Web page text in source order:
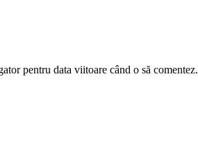
pentru data viitoare când o să comentez.